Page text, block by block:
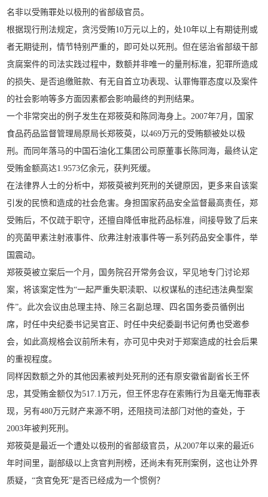
名非以受贿罪处以极刑的省部级官员。
根据现行刑法规定，贪污受贿10万元以上的，处10年以上有期徒刑或
者无期徒刑，情节特别严重的，即可处以死刑。但在惩治省部级干部
贪腐案件的司法实践过程中，数额并非唯一的量刑标准，犯罪所造成
的损失、是否追缴赃款、有无自首立功表现、认罪悔罪态度以及案件
的社会影响等多方面因素都会影响最终的判刑结果。
一个非常突出的例子发生在郑筱萸和陈同海身上。2007年7月，国家
食品药品监督管理局原局长郑筱萸，以469万元的受贿额被处以极
刑。而同年落马的中国石油化工集团公司原董事长陈同海，最终认定
受贿金额高达1.9573亿余元，获判死缓。
在法律界人士的分析中，郑筱萸被判死刑的关键原因，更多来自该案
引发的民愤和造成的社会危害。身担国家药品安全监督最高责任，郑
受贿后，不仅疏于职守，还擅自降低审批药品标准，间接导致了后来
的亮菌甲素注射液事件、欣弗注射液事件等一系列药品安全事件，举
国震动。
郑筱萸被立案后一个月，国务院召开常务会议，罕见地专门讨论郑
案，将该案定性为“一起严重失职渎职、以权谋私的违纪违法典型案
件”。此次会议由总理主持、除三名副总理、四名国务委员循例出
席，时任中央纪委书记吴官正、时任中央纪委副书记何勇也受邀参
会，如此高规格会议前所未有，亦可见中央对于郑案造成的社会后果
的重视程度。
同样因数额之外的其他因素被判处死刑的还有原安徽省副省长王怀
忠，其受贿金额仅为517.1万元，但王怀忠存在索贿行为且毫无悔罪表
现，另有480万元财产来源不明，还阻挠司法部门对他的查处，于
2003年被判死刑。
郑筱萸是最近一个遭处以极刑的省部级官员，从2007年以来的最近6
年时间里，副部级以上贪官判刑榜，还尚未有死刑案例，这也让外界
质疑，“贪官免死”是否已经成为一个惯例？